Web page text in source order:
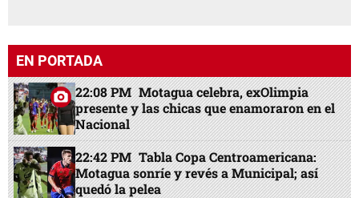
EN PORTADA
22:08 PM Motagua celebra, exOlimpia
presente y las chicas que enamoraron en el
Nacional
22:42 PM Tabla Copa Centroamericana:
Motagua sonríe y revés a Municipal; así
quedó la pelea